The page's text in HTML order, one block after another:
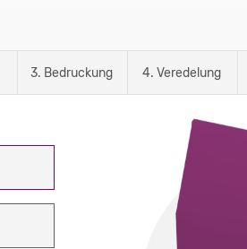
3. Bedruckung 4. Veredelung